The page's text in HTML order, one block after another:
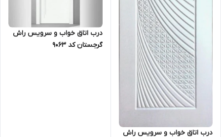
درب اتاق خواب و سرویس راش
درب اتاق خواب و سرویس راش
گرجستان کد ۹۰۶۳